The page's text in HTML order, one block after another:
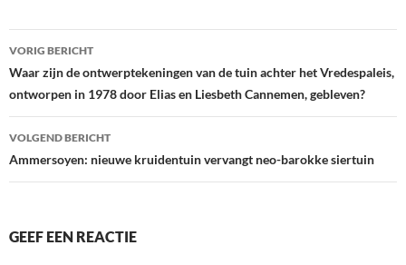
b
o
o
k
er e
dI
n
Berichtnavigatie
VORIG BERICHT
Waar zijn de ontwerptekeningen van de tuin achter het Vredespaleis,
ontworpen in 1978 door Elias en Liesbeth Cannemen, gebleven?
VOLGEND BERICHT
Ammersoyen: nieuwe kruidentuin vervangt neo-barokke siertuin
GEEF EEN REACTIE